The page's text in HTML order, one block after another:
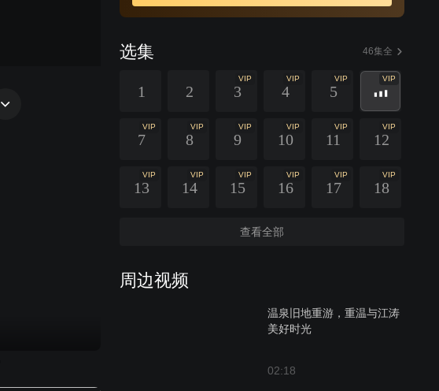
选集 46集全
1 2
VIP
3
VIP
4
VIP
5
VIP
VIP
7
VIP
8
VIP
9
VIP
10
VIP
11
VIP
12
VIP
13
VIP
14
VIP
15
VIP
16
VIP
17
VIP
18
查看全部
周边视频
温泉旧地重游，重温与江涛
美好时光
02:18